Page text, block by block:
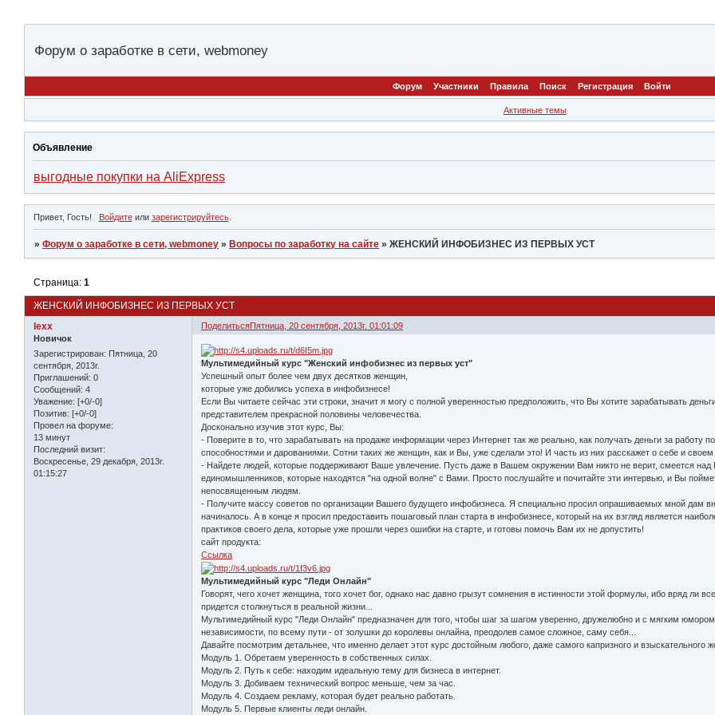
Форум о заработке в сети, webmoney
Форум Участники Правила Поиск Регистрация Войти
Активные темы
Объявление
выгодные покупки на AliExpress
Привет, Гость! Войдитеили зарегистрируйтесь.
»Форум о заработке в сети, webmoney » Вопросы по заработку на сайте »ЖЕНСКИЙ ИНФОБИЗНЕС ИЗ ПЕРВЫХ УСТ
ЖЕНСКИЙ ИНФОБИЗНЕС ИЗ ПЕРВЫХ УСТ
Страница:1
ПоделитьсяПятница, 20 сентября, 2013г. 01:01:09
lexx
Новичок
Зарегистрирован: Пятница, 20
сентября, 2013г.
Приглашений: 0
Сообщений: 4
Уважение: [+0/-0]
Позитив: [+0/-0]
Провел на форуме:
13 минут
Последний визит:
Воскресенье, 29 декабря, 2013г.
01:15:27
Мультимедийный курс "Женский инфобизнес из первых уст"
Успешный опыт более чем двух десятков женщин,
которые уже добились успеха в инфобизнесе!
Если Вы читаете сейчас эти строки, значит я могу с полной уверенностью предположить, что Вы хотите зарабатывать
представителем прекрасной половины человечества.
Досконально изучив этот курс, Вы:
- Поверите в то, что зарабатывать на продаже информации через Интернет так же реально, как получать деньги за
способностями и дарованиями. Сотни таких же женщин, как и Вы, уже сделали это! И часть из них расскажет о себе и
- Найдете людей, которые поддерживают Ваше увлечение. Пусть даже в Вашем окружении Вам никто не верит, смеется
единомышленников, которые находятся "на одной волне" с Вами. Просто послушайте и почитайте эти интервью, и Вы
непосвященным людям.
- Получите массу советов по организации Вашего будущего инфобизнеса. Я специально просил опрашиваемых мной дам
начиналось. А в конце я просил предоставить пошаговый план старта в инфобизнесе, который на их взгляд является
практиков своего дела, которые уже прошли через ошибки на старте, и готовы помочь Вам их не допустить!
сайт продукта:
Ссылка
Мультимедийный курс "Леди Онлайн"
Говорят, чего хочет женщина, того хочет бог, однако нас давно грызут сомнения в истинности этой формулы, ибо вряд
придется столкнуться в реальной жизни...
Мультимедийный курс "Леди Онлайн" предназначен для того, чтобы шаг за шагом уверенно, дружелюбно и с мягким
независимости, по всему пути - от золушки до королевы онлайна, преодолев самое сложное, саму себя...
Давайте посмотрим детальнее, что именно делает этот курс достойным любого, даже самого капризного и взыскательного
Модуль 1. Обретаем уверенность в собственных силах.
Модуль 2. Путь к себе: находим идеальную тему для бизнеса в интернет.
Модуль 3. Добиваем технический вопрос меньше, чем за час.
Модуль 4. Создаем рекламу, которая будет реально работать.
Модуль 5. Первые клиенты леди онлайн.